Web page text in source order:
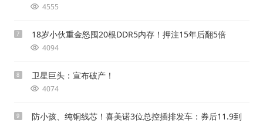
4555
7 18岁小伙重金怒囤20根DDR5内存！押注15年后翻5倍
4094
8 卫星巨头：宣布破产！
4074
9
防小孩、纯铜线芯！喜美诺3位总控插排发车：券后11.9到